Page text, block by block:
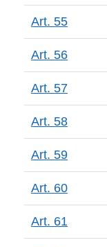
Art. 55
Art. 56
Art. 57
Art. 58
Art. 59
Art. 60
Art. 61